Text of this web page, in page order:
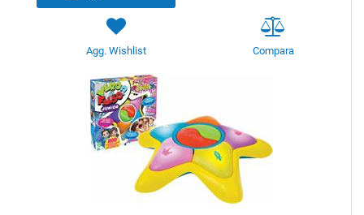
Agg. Wishlist Compara